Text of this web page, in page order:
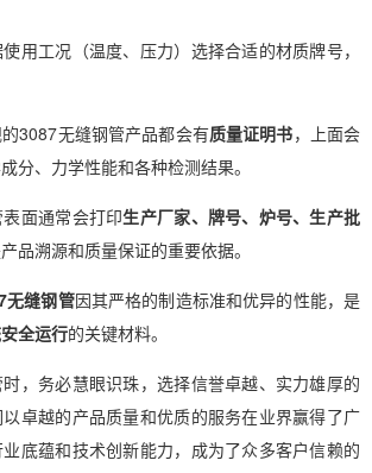
使用工况（温度、压力）选择合适的材质牌号，
3087无缝钢管产品都会有质量证明书，上面会
分、力学性能和各种检测结果。
表面通常会打印生产厂家、牌号、炉号、生产批
品溯源和质量保证的重要依据。
无缝钢管因其严格的制造标准和优异的性能，是
全运行的关键材料。
务必慧眼识珠，选择信誉卓越、实力雄厚的
以卓越的产品质量和优质的服务在业界赢得了广
底蕴和技术创新能力，成为了众多客户信赖的